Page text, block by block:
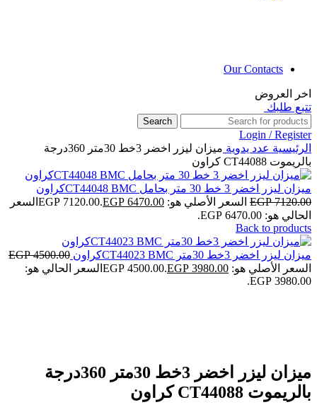
Our Contacts
اخر العروض
تتبع طلبك
Search
Login / Register
الرئيسية عدد يدوية
ميزان ليزر اخضر 3خط 30متر 360درجة
بالريموت CT44088 كراون
ميزان ليزر اخضر 3 خط 30 متر بحامل CT44048 BMCكراون
EGP7120.00 السعر الأصلي هو: EGP 7120.00. EGP 6470.00
السعر
الحالي هو: EGP 6470.00.
Back to products
ميزان ليزر اخضر 3خط 30متر CT44023 BMCكراون EGP4500.00
السعر الأصلي هو: EGP 4500.00.
EGP 3980.00
السعر الحالي هو:
EGP 3980.00.
ميزان ليزر اخضر 3خط 30متر 360درجة
بالريموت CT44088 كراون